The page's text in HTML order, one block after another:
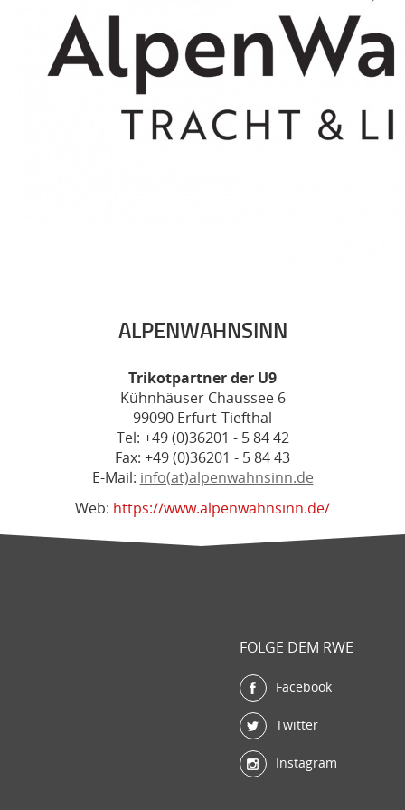
ALPENWAHNSINN
Trikotpartner der U9
Kühnhäuser Chaussee 6
99090 Erfurt-Tiefthal
Tel: +49 (0)36201 - 5 84 42
Fax: +49 (0)36201 - 5 84 43
E-Mail: info(at)alpenwahnsinn.de
Web: https://www.alpenwahnsinn.de/
FOLGE DEM RWE
Facebook
Twitter
Instagram